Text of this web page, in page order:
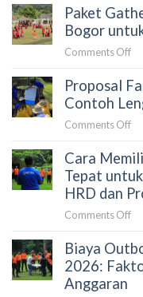
Paket
Bogor
Comments Offon
50–
Proposal
Contoh
Comments Offon
Cara
Tepat
HRD dan
Comments Offon
Biaya
2026:
Anggaran